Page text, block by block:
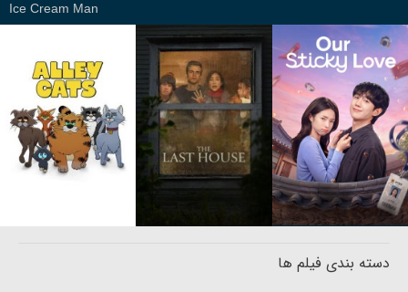
Ice Cream Man
دسته بندی فیلم ها